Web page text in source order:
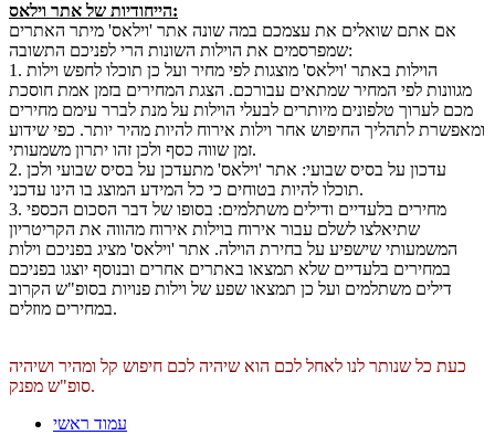
הייחודיות של אתר וילאס:
אם אתם שואלים את עצמכם במה שונה אתר 'וילאס' מיתר האתרים
שמפרסמים את הוילות השונות הרי לפניכם התשובה:
1. הוילות באתר 'וילאס' מוצגות לפי מחיר ועל כן תוכלו לחפש וילות
מגוונות לפי המחיר שמתאים עבורכם. הצגת המחירים בזמן אמת חוסכת
מכם לערוך טלפונים מיותרים לבעלי הוילות על מנת לברר עימם מחירים
ומאפשרת לתהליך החיפוש אחר וילות אירוח להיות מהיר יותר. כפי שידוע
זמן שווה כסף ולכן זהו יתרון משמעותי.
2. עדכון על בסיס שבועי: אתר 'וילאס' מתעדכן על בסיס שבועי ולכן
תוכלו להיות בטוחים כי כל המידע המוצג בו הינו עדכני.
3. מחירים בלעדיים ודילים משתלמים: בסופו של דבר הסכום הכספי
שתיאלצו לשלם עבור אירוח בוילות אירוח מהווה את הקריטריון
המשמעותי שישפיע על בחירת הוילה. אתר 'וילאס' מציג בפניכם וילות
במחירים בלעדיים שלא תמצאו באתרים אחרים ובנוסף יוצגו בפניכם
דילים משתלמים ועל כן תמצאו שפע של וילות פנויות בסופ"ש הקרוב
במחירים מוזלים.
כעת כל שנותר לנו לאחל לכם הוא שיהיה לכם חיפוש קל ומהיר ושיהיה
סופ"ש מפנק.
עמוד ראשי